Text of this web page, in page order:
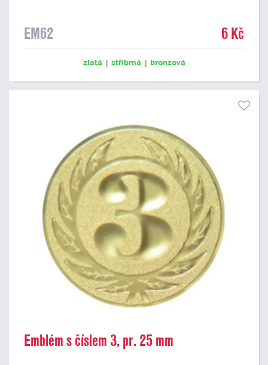
EM62 6 Kč
zlatá | stříbrná | bronzová
Emblém s číslem 3, pr. 25 mm